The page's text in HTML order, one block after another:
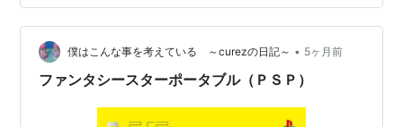
この商品を含むブログ (1件) を見る
SEGA AGES 2500 シリーズ Vol.1
PHANTASY STAR generation:1
限定版
した。 初期シリーズはオンラインゲームではなく、ドラ
クエやFFのような、オフラインのRPGとして始まりまし
た。 大体のあらすじ 主人公は女の子 宇宙を駆ける冒険
初代の魔法の名称は「マジック」 滑らかに動く3Dダンジ
僕はこんな事を考えている ～curezの日記～ • 5ヶ月前
ファンタシースターポータブル（ＰＳＰ）